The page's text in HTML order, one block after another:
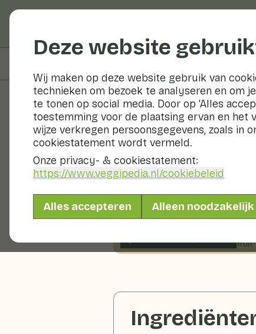
Deze website
Wij maken op deze website gebruik van
technieken om bezoek te analyseren en om
te tonen op social media. Door op 'Alles
toestemming voor de plaatsing ervan en het
wijze verkregen persoonsgegevens, zoals in
cookiestatement wordt vermeld.
Onze privacy- & cookiestatement:
https://www.veggipedia.nl/cookiebeleid
Alles accepteren Alleen noodzakelijk
Recepten
Sandwich
Lunch 0 - 10
13gr groenten p.p.&105gr fruit